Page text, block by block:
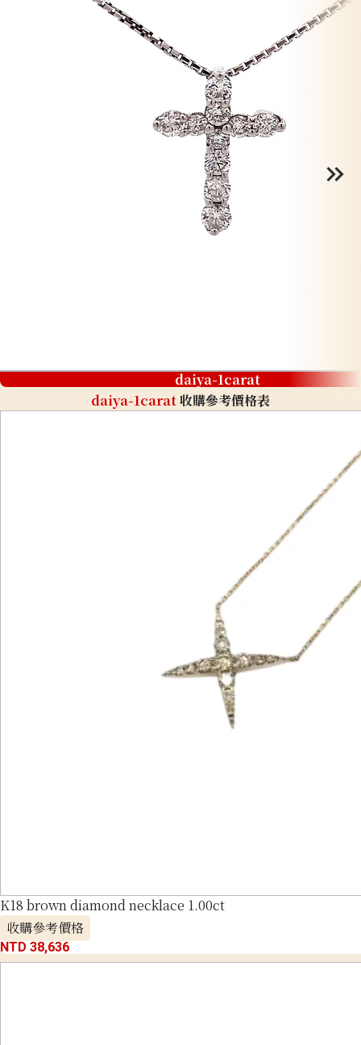
daiya-1carat
daiya-1carat收購參考價格表
K18 brown diamond necklace 1.00ct
收購參考價格
NTD 38,636